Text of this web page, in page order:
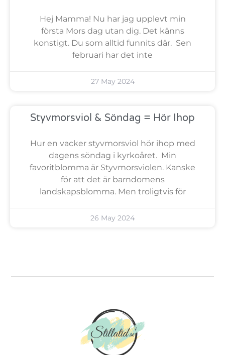
Hej Mamma! Nu har jag upplevt min
första Mors dag utan dig. Det känns
konstigt. Du som alltid funnits där. Sen
februari har det inte
27 May 2024
Styvmorsviol & Söndag = Hör Ihop
Hur en vacker styvmorsviol hör ihop med
dagens söndag i kyrkoåret. Min
favoritblomma är Styvmorsviolen. Kanske
för att det är barndomens
landskapsblomma. Men troligtvis för
26 May 2024